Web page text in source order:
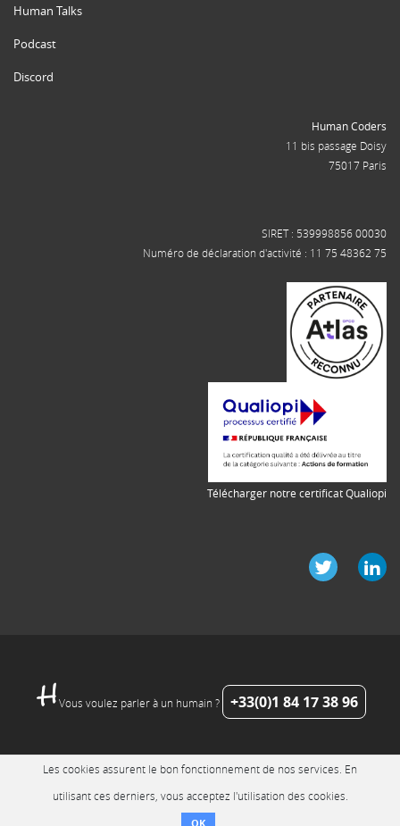
Human Talks
Podcast
Discord
Human Coders
11 bis passage Doisy
75017 Paris
SIRET : 539998856 00030
Numéro de déclaration d'activité : 11 75 48362 75
Télécharger notre certificat Qualiopi
Vous voulez parler à un humain ? +33(0)1 84 17 38 96
Les cookies assurent le bon fonctionnement de nos services. En
utilisant ces derniers, vous acceptez l'utilisation des cookies.
OK